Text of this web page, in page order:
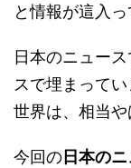
と情報が這入
日本のニュー
スで埋まってい
世界は、相当や
今回の日本の